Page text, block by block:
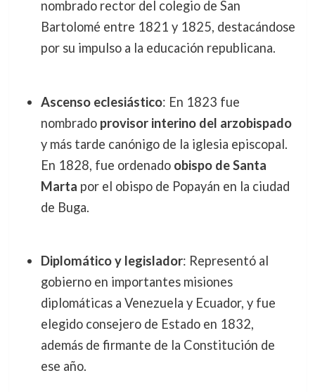
nombrado rector del colegio de San
Bartolomé entre 1821 y 1825, destacándose
por su impulso a la educación republicana.
Ascenso eclesiástico: En 1823 fue
nombrado provisor interino del arzobispado
y más tarde canónigo de la iglesia episcopal.
En 1828, fue ordenado obispo de Santa
Marta por el obispo de Popayán en la ciudad
de Buga.
Diplomático y legislador: Representó al
gobierno en importantes misiones
diplomáticas a Venezuela y Ecuador, y fue
elegido consejero de Estado en 1832,
además de firmante de la Constitución de
ese año.